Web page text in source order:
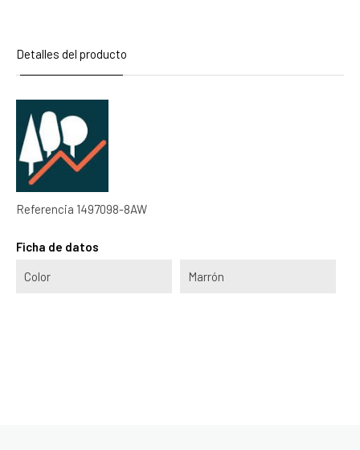
Detalles del producto
Referencia 1497098-8AW
Ficha de datos
Color Marrón